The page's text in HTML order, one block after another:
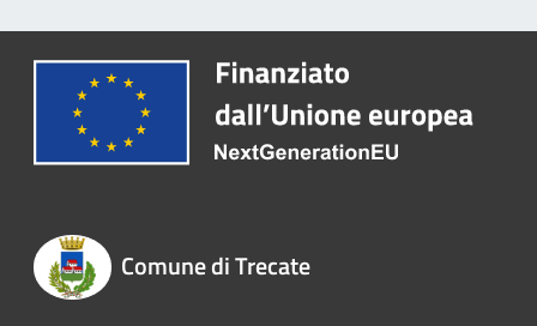
Comune di Trecate